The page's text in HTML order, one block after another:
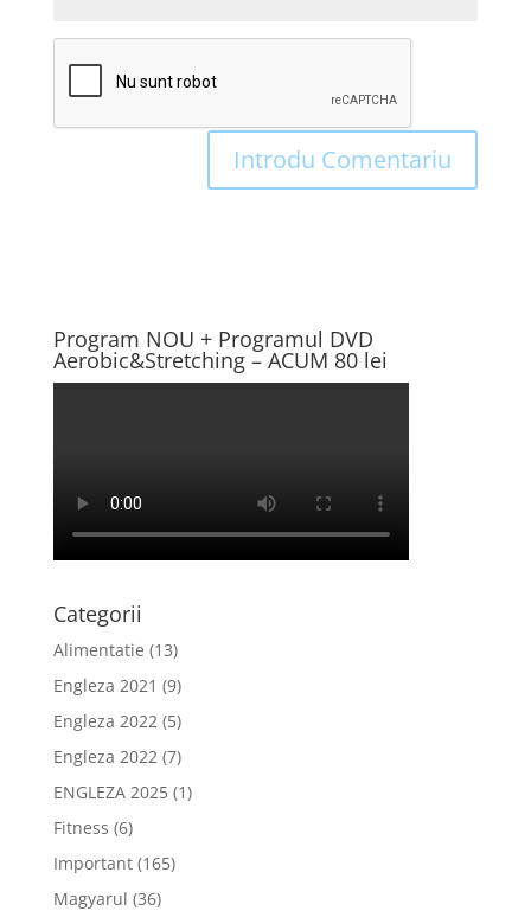
Program NOU + Programul DVD
Aerobic&Stretching – ACUM 80 lei
Categorii
Alimentatie (13)
Engleza 2021 (9)
Engleza 2022(5)
Engleza 2022(7)
ENGLEZA 2025(1)
Fitness (6)
Important(165)
Magyarul (36)